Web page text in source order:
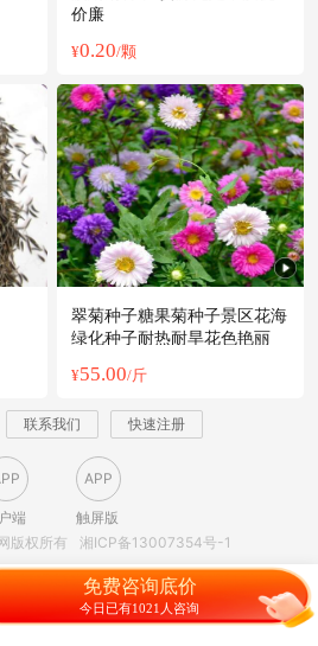
价廉
¥0.20/颗
翠菊种子糖果菊种子景区花海
绿化种子耐热耐旱花色艳丽
¥55.00/斤
联系我们 快速注册
端
APP
触屏版
版权所有
湘ICP备13007354号-1
免费咨询底价
今日已有1021人咨询